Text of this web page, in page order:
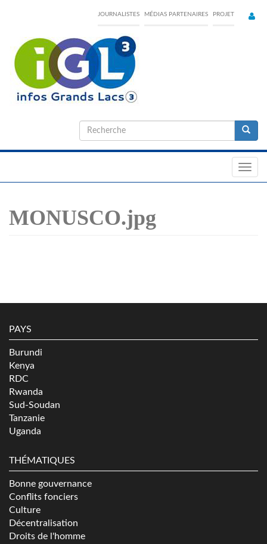
content
JOURNALISTES MÉDIAS PARTENAIRES PROJET
Formulaire
de
MONUSCO.jpg
PAYS
Burundi
Kenya
RDC
Rwanda
Sud-Soudan
Tanzanie
Uganda
THÉMATIQUES
Bonne gouvernance
Conflits fonciers
Culture
Décentralisation
Droits de l'homme